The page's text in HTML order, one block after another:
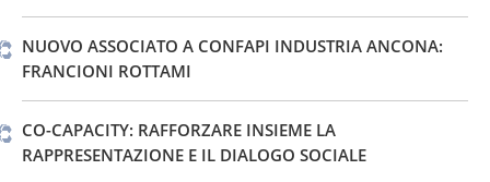
NUOVO ASSOCIATO A CONFAPI INDUSTRIA ANCONA:
FRANCIONI ROTTAMI
CO-CAPACITY: RAFFORZARE INSIEME LA
RAPPRESENTAZIONE E IL DIALOGO SOCIALE